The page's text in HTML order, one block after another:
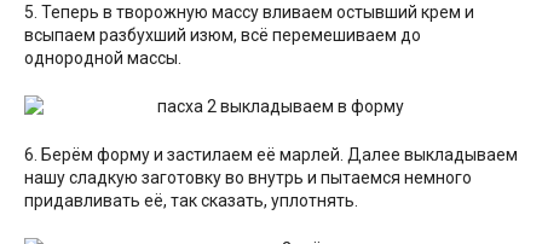
5. Теперь в творожную массу вливаем остывший крем и
всыпаем разбухший изюм, всё перемешиваем до
однородной массы.
6. Берём форму и застилаем её марлей. Далее выкладываем
нашу сладкую заготовку во внутрь и пытаемся немного
придавливать её, так сказать, уплотнять.